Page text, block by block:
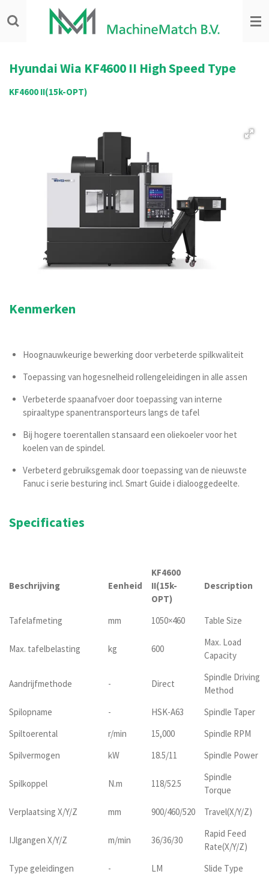
direct
hoofdinhoud
Hyundai Wia KF4600 II High Speed Type
KF4600 II(15k-OPT)
Kenmerken
Hoognauwkeurige bewerking door verbeterde spilkwaliteit
Toepassing van hogesnelheid rollengeleidingen in alle assen
Verbeterde spaanafvoer door toepassing van interne
spiraaltype spanentransporteurs langs de tafel
Bij hogere toerentallen stansaard een oliekoeler voor het
koelen van de spindel.
Verbeterd gebruiksgemak door toepassing van de nieuwste
Fanuc i serie besturing incl. Smart Guide i dialooggedeelte.
Specificaties
Beschrijving Eenheid
KF4600
II(15k-
OPT)
Description
Tafelafmeting mm 1050×460 Table Size
Max. tafelbelasting kg 600
Max. Load
Capacity
Aandrijfmethode - Direct
Spindle Driving
Method
Spilopname
- HSK-A63
Spindle Taper
Spiltoerental
r/min 15,000
Spindle RPM
Spilvermogen
kW 18.5/11 Spindle Power
Spilkoppel N.m 118/52.5
Spindle
Torque
Verplaatsing X/Y/Z
mm 900/460/520 Travel(X/Y/Z)
IJlgangen X/Y/Z m/min 36/36/30
Rapid Feed
Rate(X/Y/Z)
Type geleidingen
- LM
Slide Type